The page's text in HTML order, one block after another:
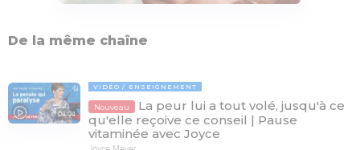
De la même chaîne
04:04
VIDÉO ENSEIGNEMENT
Nouveau
La peur lui a tout volé, jusqu'à ce
qu'elle reçoive ce conseil | Pause
vitaminée avec Joyce